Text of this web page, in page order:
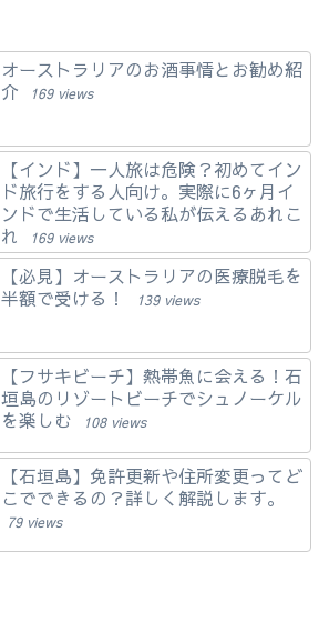
オーストラリアのお酒事情とお勧め紹
介
169 views
【インド】一人旅は危険？初めてイン
ド旅行をする人向け。実際に6ヶ月イ
ンドで生活している私が伝えるあれこ
れ
169 views
【必見】オーストラリアの医療脱毛を
半額で受ける！
139 views
【フサキビーチ】熱帯魚に会える！石
垣島のリゾートビーチでシュノーケル
を楽しむ
108 views
【石垣島】免許更新や住所変更ってど
こでできるの？詳しく解説します。
79 views